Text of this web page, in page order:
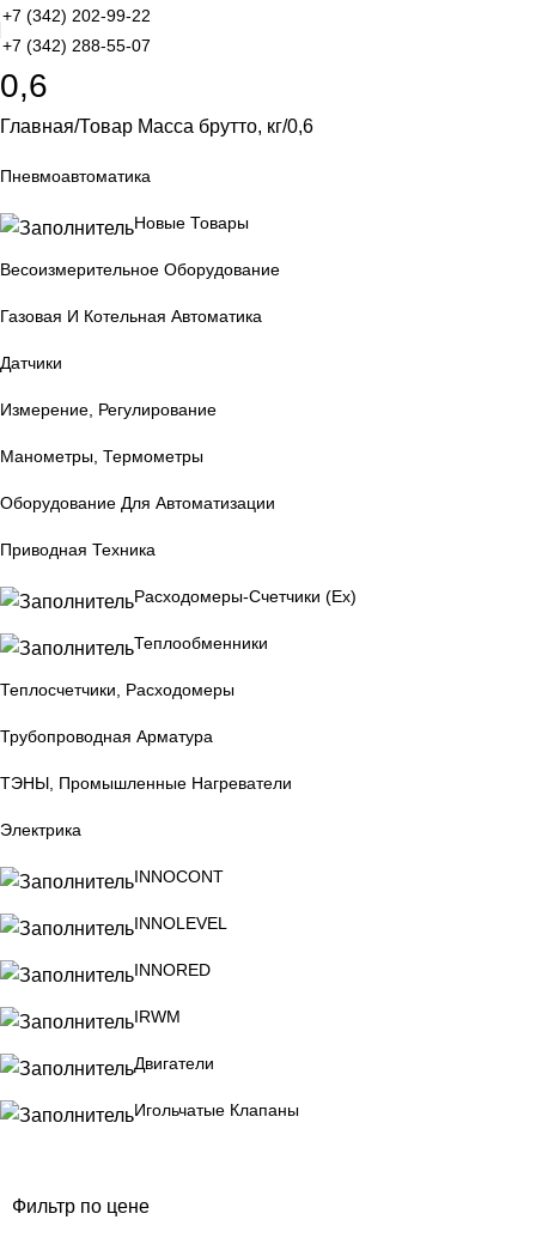
+7 (342) 202-99-22
+7 (342) 288-55-07
0,6
Главная Товар Масса брутто, кг 0,6
Пневмоавтоматика
Новые Товары
Весоизмерительное Оборудование
Газовая И Котельная Автоматика
Датчики
Измерение, Регулирование
Манометры, Термометры
Оборудование Для Автоматизации
Приводная Техника
Расходомеры-Счетчики (Ex)
Теплообменники
Теплосчетчики, Расходомеры
Трубопроводная Арматура
ТЭНЫ, Промышленные Нагреватели
Электрика
INNOCONT
INNOLEVEL
INNORED
IRWM
Двигатели
Игольчатые Клапаны
Фильтр по цене